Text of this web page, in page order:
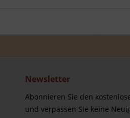
Newsletter
Abonnieren Sie den
und verpassen Sie keine